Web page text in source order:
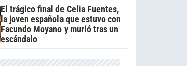
El trágico final de Celia Fuentes,
la joven española que estuvo con
Facundo Moyano y murió tras un
escándalo